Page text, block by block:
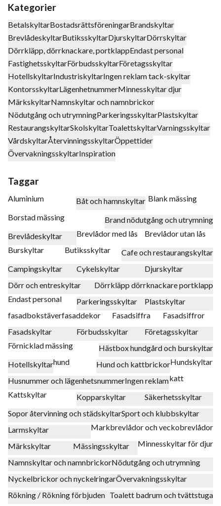
Kategorier
BetalskyltarBostadsrättsföreningarBrandskyltar
BrevlådeskyltarButiksskyltarDjurskyltarDörrskyltar
Dörrkläpp, dörrknackare, portklappEndast personal
FastighetsskyltarFörbudsskyltarFöretagsskyltar
HotellskyltarIndustriskyltarIngen reklam tack-skyltar
KontorsskyltarLägenhetnummerMinnesskyltar djur
MärkskyltarNamnskyltar och namnbrickor
Nödutgång och utrymningParkeringsskyltarPlastskyltar
RestaurangskyltarSkolskyltarToalettskyltarVarningsskyltar
VårdskyltarÅtervinningsskyltarÖppettider
ÖvervakningsskyltarInspiration
Taggar
Aluminium Båt och hamnskyltar Blank mässing
Borstad mässing
Brand nödutgång och utrymning
Brevlådeskyltar
Brevlådor med lås
Brevlådor utan lås
Burskyltar
Butiksskyltar
Cafe och restaurangskyltar
Campingskyltar
Cykelskyltar
Djurskyltar
Dörr och entreskyltar
Dörrkläpp dörrknackare portklapp
Endast personal
Parkeringsskyltar
Plastskyltar
fasadbokstäverfasaddekor Fasadsiffra
Fasadsiffror
Fasadskyltar
Förbudsskyltar
Företagsskyltar
Förnicklad mässing
Hästbox hundgård och burskyltar
Hotellskyltarhund Hund och kattbrickorHundskyltar
Husnummer och lägenhetsnummerIngen reklamkatt
Kattskyltar
Kopparskyltar
Säkerhetsskyltar
Sopor återvinning och städskyltarSport och klubbskyltar
Larmskyltar
Markbrevlådor och veckobrevlådor
Märkskyltar
Mässingsskyltar
Minnesskyltar för djur
Namnskyltar och namnbrickorNödutgång och utrymning
Nyckelbrickor och nyckelringarÖvervakningsskyltar
Rökning / Rökning förbjuden Toalett badrum och tvättstuga